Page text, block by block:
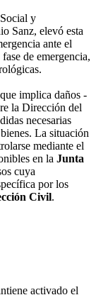
y
Sanz, elevó esta
ante el
de emergencia,
implica daños -
la Dirección del
necesarias
La situación
mediante el
en la Junta
cuya
por los
Civil.
activado el